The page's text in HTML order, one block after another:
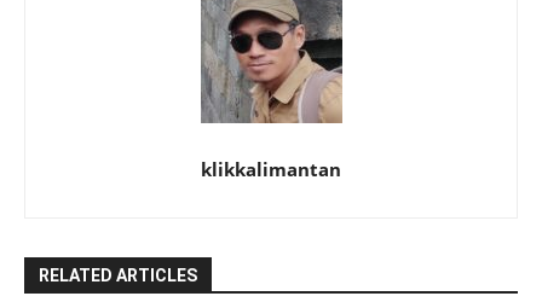
klikkalimantan
RELATED ARTICLES